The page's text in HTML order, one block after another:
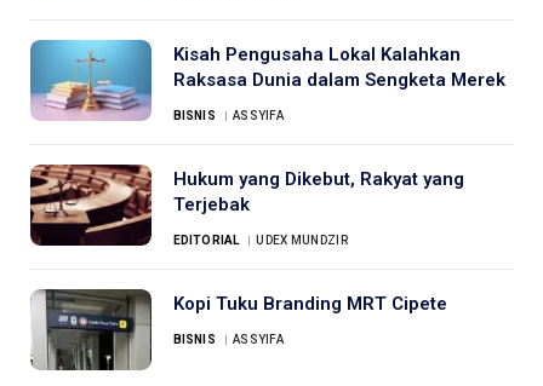
Kisah Pengusaha Lokal Kalahkan
Raksasa Dunia dalam Sengketa Merek
BISNIS ASSYIFA
Hukum yang Dikebut, Rakyat yang
Terjebak
EDITORIAL UDEX MUNDZIR
Kopi Tuku Branding MRT Cipete
BISNIS ASSYIFA